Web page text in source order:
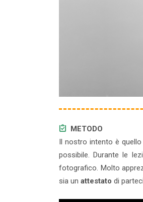
METODO
Il nostro intento è quello
possibile. Durante le
fotografico. Molto
sia un attestato di